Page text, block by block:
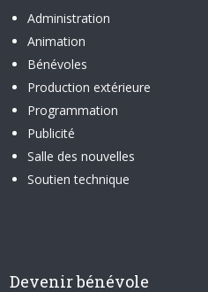
Administration
Animation
Bénévoles
Production extérieure
Programmation
Publicité
Salle des nouvelles
Soutien technique
Devenir bénévole